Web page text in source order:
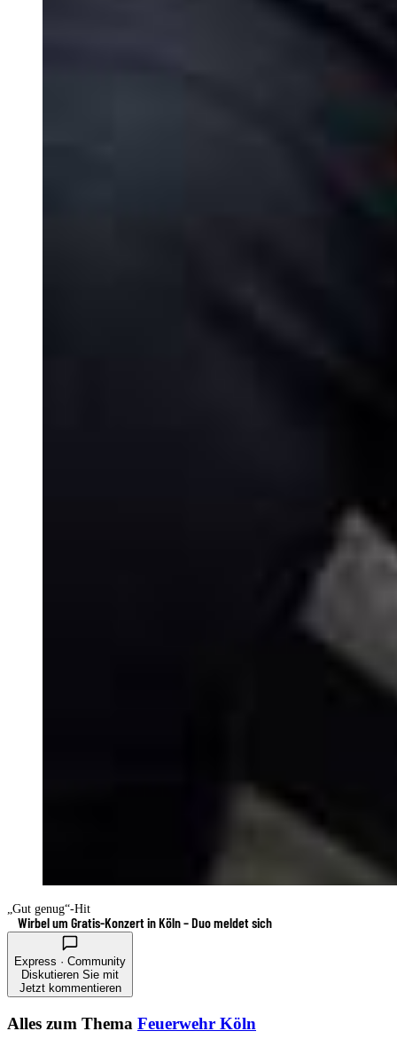
„Gut genug“-Hit
Wirbel um Gratis-Konzert in Köln – Duo meldet sich
Express · Community
Diskutieren Sie mit
Jetzt kommentieren
Alles zum Thema Feuerwehr Köln